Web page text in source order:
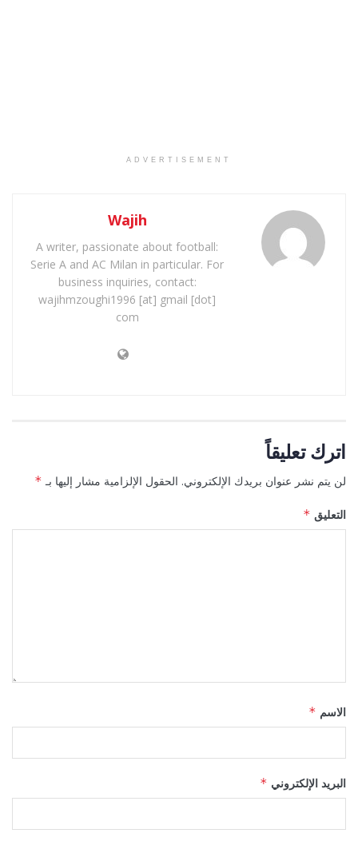
ADVERTISEMENT
Wajih
A writer, passionate about football:
Serie A and AC Milan in particular. For
business inquiries, contact:
wajihmzoughi1996 [at] gmail [dot]
com
اترك تعليقاً
لن يتم نشر عنوان بريدك الإلكتروني. الحقول الإلزامية مشار إليها بـ *
التعليق *
الاسم *
البريد الإلكتروني *